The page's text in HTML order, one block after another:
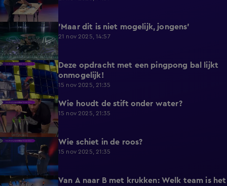
0:52 'Maar dit is niet mogelijk, jongens'
21 nov 2025, 14:57
0:45
Deze opdracht met een pingpong bal lijkt
onmogelijk!
15 nov 2025, 21:35
0:36 Wie houdt de stift onder water?
15 nov 2025, 21:35
0:33 Wie schiet in de roos?
15 nov 2025, 21:35
0:32
Van A naar B met krukken: Welk team is het